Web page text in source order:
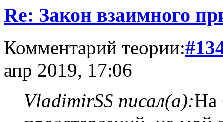
Re: Закон взаимного
Комментарий теории:
апр 2019, 17:06
VladimirSS писал(а):На